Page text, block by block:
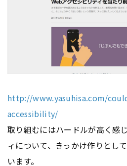
http://www.yasuhisa.com/
accessibility/
取り組むにはハードルが高く感
ィについて、きっかけ作りとし
います。